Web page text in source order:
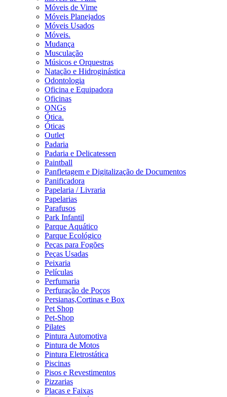
Móveis de Vime
Móveis Planejados
Móveis Usados
Móveis.
Mudança
Musculação
Músicos e Orquestras
Natação e Hidroginástica
Odontologia
Oficina e Equipadora
Oficinas
ONGs
Ótica.
Óticas
Outlet
Padaria
Padaria e Delicatessen
Paintball
Panfletagem e Digitalização de Documentos
Panificadora
Papelaria / Livraria
Papelarias
Parafusos
Park Infantil
Parque Aquático
Parque Ecológico
Peças para Fogões
Peças Usadas
Peixaria
Películas
Perfumaria
Perfuração de Poços
Persianas,Cortinas e Box
Pet Shop
Pet-Shop
Pilates
Pintura Automotiva
Pintura de Motos
Pintura Eletrostática
Piscinas
Pisos e Revestimentos
Pizzarias
Placas e Faixas